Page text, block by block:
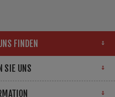
FINDEN
SIE UNS